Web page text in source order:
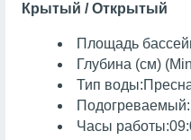
Крытый / Открытый
Площадь
Глубина (см)
Тип
Часы